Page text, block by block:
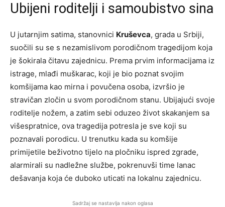
Ubijeni roditelji i samoubistvo sina
U jutarnjim satima, stanovnici Kruševca, grada u Srbiji,
suočili su se s nezamislivom porodičnom tragedijom koja
je šokirala čitavu zajednicu. Prema prvim informacijama iz
istrage, mlađi muškarac, koji je bio poznat svojim
komšijama kao mirna i povučena osoba, izvršio je
stravičan zločin u svom porodičnom stanu. Ubijajući svoje
roditelje nožem, a zatim sebi oduzeo život skakanjem sa
višespratnice, ova tragedija potresla je sve koji su
poznavali porodicu. U trenutku kada su komšije
primijetile beživotno tijelo na pločniku ispred zgrade,
alarmirali su nadležne službe, pokrenuvši time lanac
dešavanja koja će duboko uticati na lokalnu zajednicu.
Sadržaj se nastavlja nakon oglasa